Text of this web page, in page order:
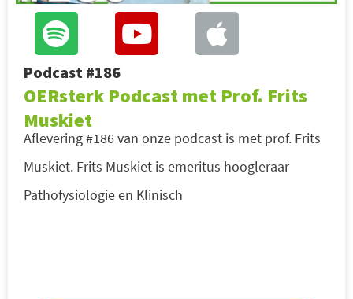
Podcast #186
OERsterk Podcast met Prof. Frits
Muskiet
Aflevering #186 van onze podcast is met prof. Frits
Muskiet. Frits Muskiet is emeritus hoogleraar
Pathofysiologie en Klinisch